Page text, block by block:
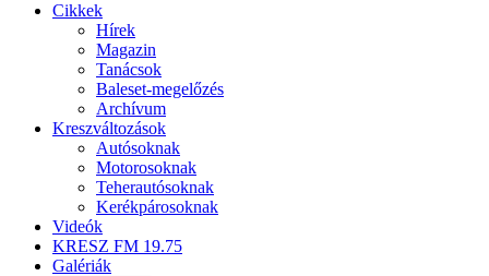
Cikkek
Hírek
Magazin
Tanácsok
Baleset-megelőzés
Archívum
Kreszváltozások
Autósoknak
Motorosoknak
Teherautósoknak
Kerékpárosoknak
Videók
KRESZ FM 19.75
Galériák